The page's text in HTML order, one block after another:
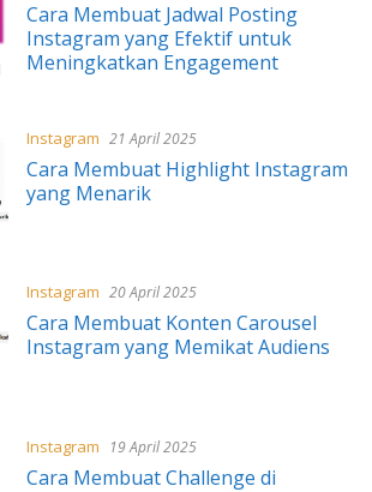
Cara Membuat Jadwal Posting
Instagram yang Efektif untuk
Meningkatkan Engagement
Instagram 21 April 2025
Cara Membuat Highlight Instagram
yang Menarik
Instagram 20 April 2025
Cara Membuat Konten Carousel
Instagram yang Memikat Audiens
Instagram 19 April 2025
Cara Membuat Challenge di